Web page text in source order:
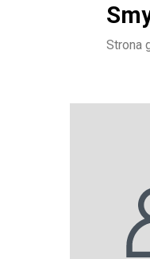
Strona